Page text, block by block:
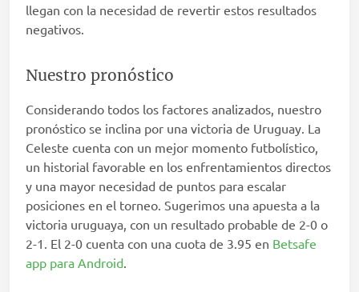
llegan con la necesidad de revertir estos resultados
negativos.
Nuestro pronóstico
Considerando todos los factores analizados, nuestro
pronóstico se inclina por una victoria de Uruguay. La
Celeste cuenta con un mejor momento futbolístico,
un historial favorable en los enfrentamientos directos
y una mayor necesidad de puntos para escalar
posiciones en el torneo. Sugerimos una apuesta a la
victoria uruguaya, con un resultado probable de 2-0 o
2-1. El 2-0 cuenta con una cuota de 3.95 en Betsafe
app para Android